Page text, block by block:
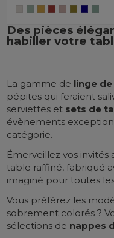
Des pièces
habiller votre
La gamme de linge
pépites qui feraient
serviettes et sets de
évènements
catégorie.
Émerveillez vos
table raffiné, fabriqué
imaginé pour toutes
Vous préférez les
sobrement colorés ?
sélections de nappes